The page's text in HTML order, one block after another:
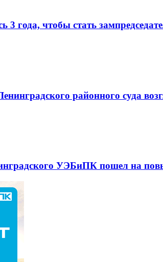
3 года, чтобы стать
районного суда
УЭБиПК пошел на